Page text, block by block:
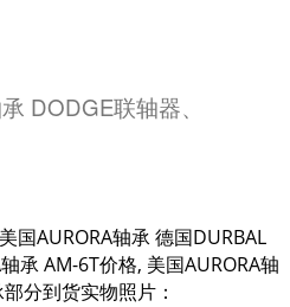
DODGE联轴器、
国AURORA轴承 德国DURBAL
承 AM-6T价格, 美国AURORA轴
分到货实物照片：